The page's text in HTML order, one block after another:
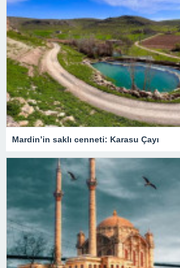
Mardin’in saklı cenneti: Karasu Çayı